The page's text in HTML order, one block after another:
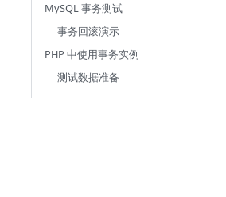
MySQL 事务测试
事务回滚演示
PHP 中使用事务实例
测试数据准备